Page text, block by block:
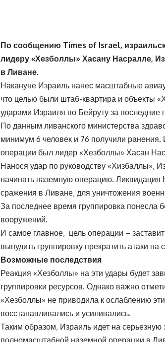
По сообщению Times of Israel,
лидеру «Хезболлы» Хасану Насралле,
в Ливане.
Накануне Израиль нанес масштабные
что целью были штаб-квартира и объекты
ударами Израиля по Бейруту за последние
По данным ливанского министерства
минимум 6 человек и 76 получили
операции был лидер «Хезболлы» Хасан
Нанося удар по руководству «Хизбаллы»,
начинать наземную операцию.
сражения в Ливане, для уничтожения
За последнее время группировка понесла
вооружений.
И самое главное, цель операции –
вынудить группировку прекратить атаки на
Возможные последствия
Реакция «Хезболлы» на эти удары будет
группировки ресурсов. Однако важно
«Хезболлы» не приводила к ослаблению
восстанавливались и усиливались.
Таким образом, Израиль идет на